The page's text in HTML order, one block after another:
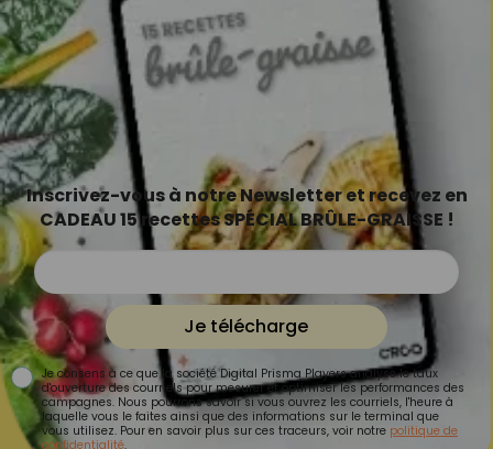
Inscrivez-vous à notre Newsletter et recevez en
CADEAU 15 recettes SPÉCIAL BRÛLE-GRAISSE !
Je télécharge
Je consens à ce que la société Digital Prisma Players analyse le taux
d'ouverture des courriels pour mesurer et optimiser les performances des
campagnes. Nous pourrons savoir si vous ouvrez les courriels, l'heure à
laquelle vous le faites ainsi que des informations sur le terminal que
vous utilisez. Pour en savoir plus sur ces traceurs, voir notre politique de
confidentialité.